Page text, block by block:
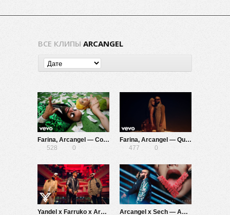
ВСЕ КЛИПЫ ARCANGEL
Farina, Arcangel — Comas y Ceros
528
0
Farina, Arcangel — Qué Bien
477
0
Yandel x Farruko x Arcángel — Ella Entendio
Arcangel x Sech — Amantes & Amigos